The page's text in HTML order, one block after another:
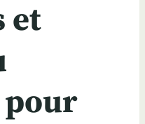
et